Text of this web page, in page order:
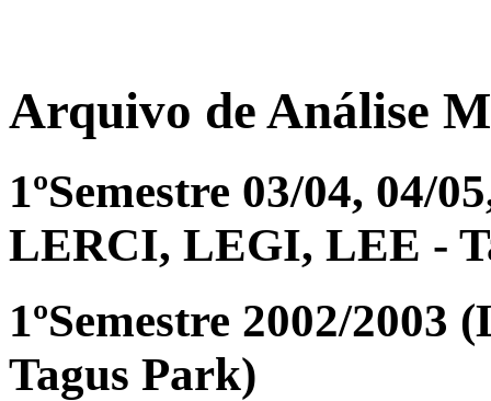
Arquivo de Análise
1ºSemestre 03/04, 04/
LERCI, LEGI, LEE -
1ºSemestre 2002/
Tagus Park)